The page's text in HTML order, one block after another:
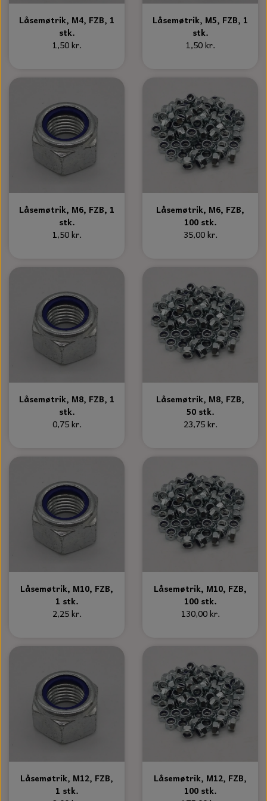
Låsemøtrik, M4, FZB, 1
stk.
1,50 kr.
Låsemøtrik, M5, FZB, 1
stk.
1,50 kr.
Låsemøtrik, M6, FZB, 1
stk.
1,50 kr.
Låsemøtrik, M6, FZB,
100 stk.
35,00 kr.
Låsemøtrik, M8, FZB, 1
stk.
0,75 kr.
Låsemøtrik, M8, FZB,
50 stk.
23,75 kr.
Låsemøtrik, M10, FZB,
1 stk.
2,25 kr.
Låsemøtrik, M10, FZB,
100 stk.
130,00 kr.
Låsemøtrik, M12, FZB,
1 stk.
Låsemøtrik, M12, FZB,
100 stk.